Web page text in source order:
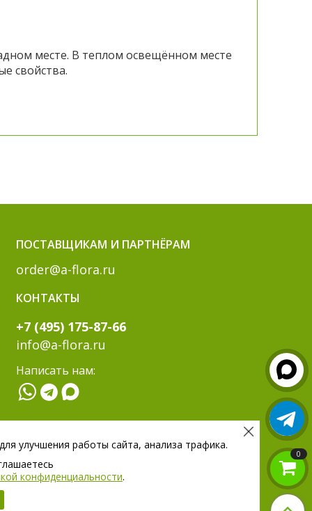
месте. В теплом освещённом месте
свойства.
ПОСТАВЩИКАМ И ПАРТНЁРАМ
order@a-flora.ru
КОНТАКТЫ
+7 (495) 175-87-66
info@a-flora.ru
Написать нам:
0
улучшения работы сайта, анализа трафика.
конфиденциальности.